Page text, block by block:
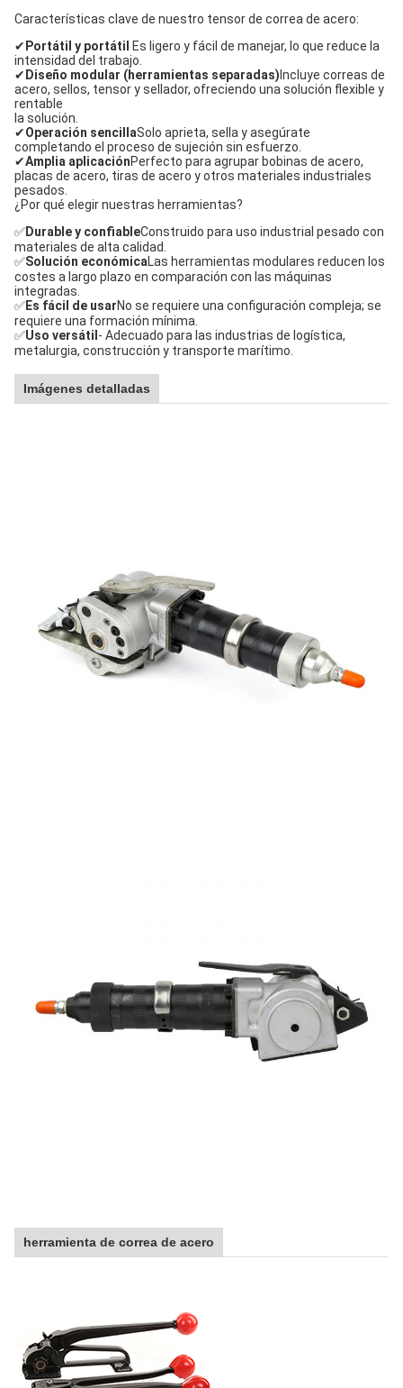
Características clave de nuestro tensor de correa de acero:
✔ Portátil y portátil
️ Es ligero y fácil de manejar, lo que reduce la
intensidad del trabajo.
✔ Diseño modular (herramientas separadas) Incluye correas de
acero, sellos, tensor y sellador, ofreciendo una solución flexible y
rentable
la solución.
✔Operación sencillaSolo aprieta, sella y asegúrate
completando el proceso de sujeción sin esfuerzo.
✔Amplia aplicaciónPerfecto para agrupar bobinas de acero,
placas de acero, tiras de acero y otros materiales industriales
pesados.
¿Por qué elegir nuestras herramientas?
✅Durable y confiableConstruido para uso industrial pesado con
materiales de alta calidad.
✅Solución económicaLas herramientas modulares reducen los
costes a largo plazo en comparación con las máquinas
integradas.
✅Es fácil de usarNo se requiere una configuración compleja; se
requiere una formación mínima.
✅Uso versátil - Adecuado para las industrias de logística,
metalurgia, construcción y transporte marítimo.
Imágenes detalladas
herramienta de correa de acero